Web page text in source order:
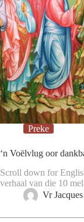
Preke
‘n Voëlvlug oor
Scroll down for
verhaal van die 10
Vr Jacques